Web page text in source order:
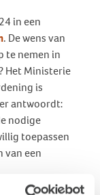
in een
. De wens van
te nemen in
Het Ministerie
is
antwoordt:
nodige
toepassen
van een